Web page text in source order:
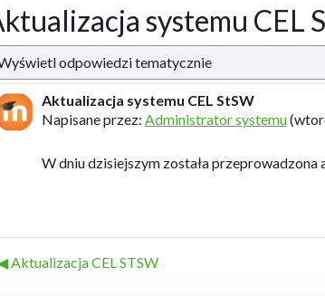
systemu CEL
wyświetlania
Aktualizacja systemu CEL StSW
Napisane przez: Administrator systemu(
Liczba odpowiedzi: 0
W dniu dzisiejszym została
Aktualizacja CEL STSW